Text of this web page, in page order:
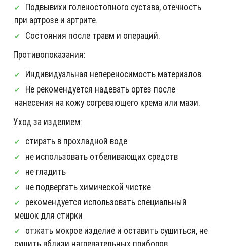
Подвывихи голеностопного сустава, отечность
при артрозе и артрите.
Состояния после травм и операций.
Противопоказания:
Индивидуальная непереносимость материалов.
Не рекомендуется надевать ортез после
нанесения на кожу согревающего крема или мази.
Уход за изделием:
стирать в прохладной воде
не использовать отбеливающих средств
не гладить
не подвергать химической чистке
рекомендуется использовать специальный
мешок для стирки
отжать мокрое изделие и оставить сушиться, не
сушить вблизи нагревательных приборов